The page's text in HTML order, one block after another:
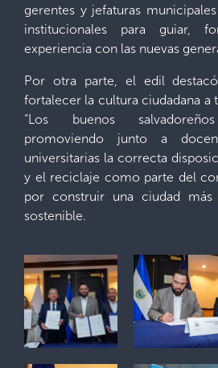
gerentes y jefaturas
institucionales para guiar,
experiencia con las nuevas
Por otra parte, el edil
fortalecer la cultura ciudadana a
“Los buenos
promoviendo junto a
universitarias la correcta
y el reciclaje como parte del
por construir una ciudad
sostenible.